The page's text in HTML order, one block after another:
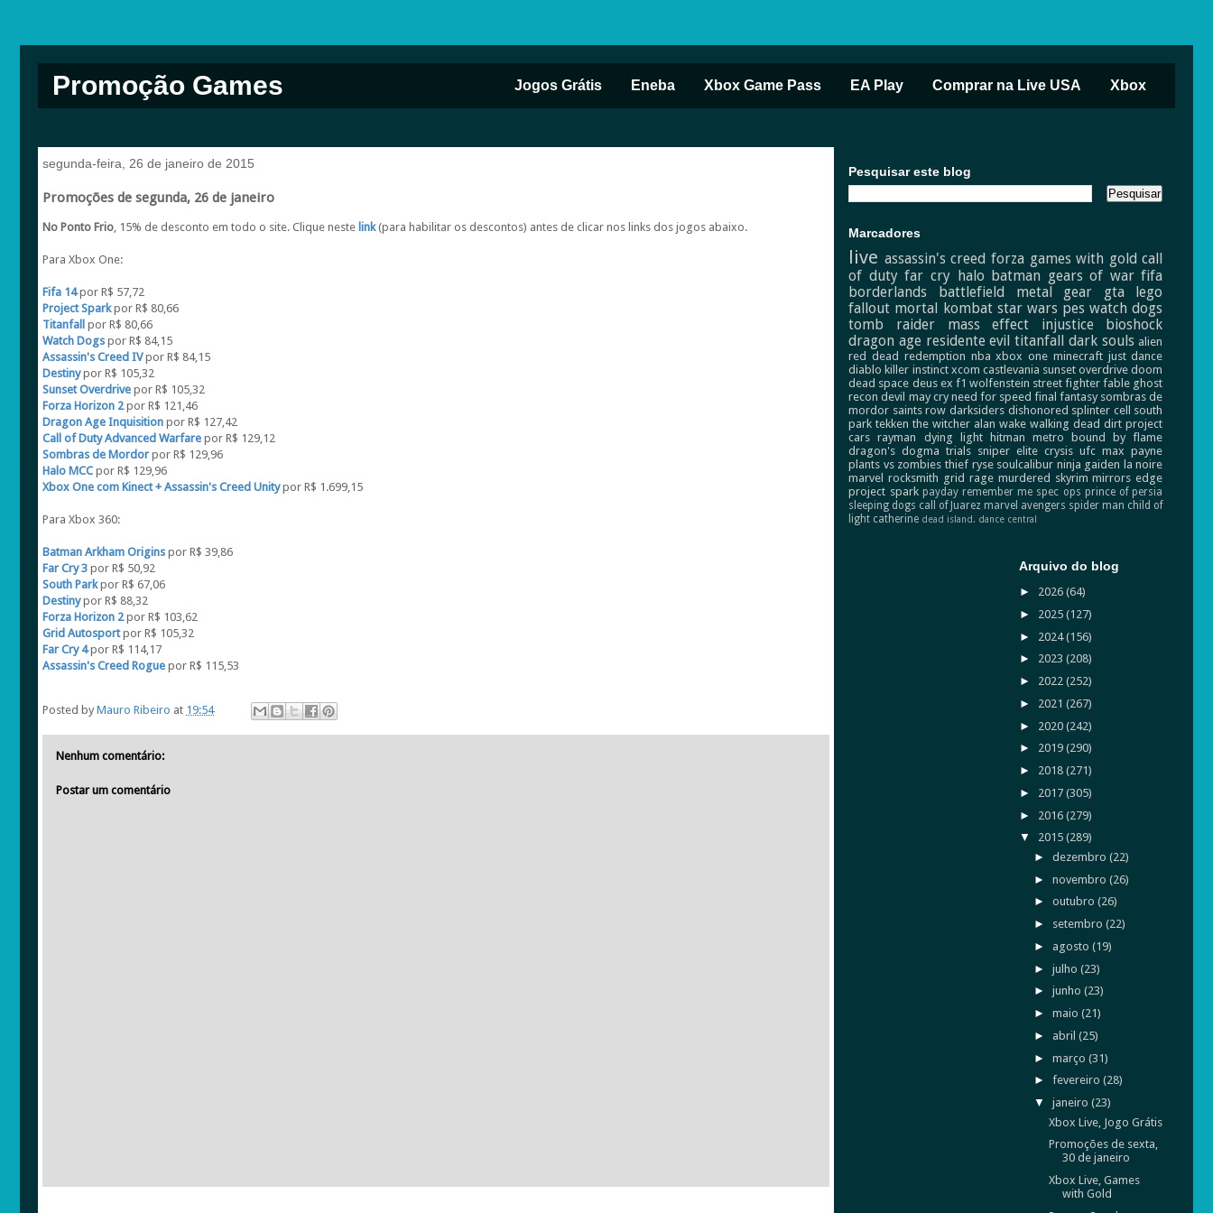
Promoção Games Jogos Grátis Eneba Xbox Game Pass EA Play Comprar na Live USA Xbox
segunda-feira, 26 de janeiro de 2015
Promoções de segunda, 26 de janeiro
No Ponto Frio, 15% de desconto em todo o site. Clique neste link(para habilitar os descontos) antes de clicar nos links dos jogos abaixo.
Para Xbox One:
Fifa 14por R$ 57,72
Project Sparkpor R$ 80,66
Titanfall por R$ 80,66
Watch Dogs por R$ 84,15
Assassin's Creed IVpor R$ 84,15
Destinypor R$ 105,32
Sunset Overdrive por R$ 105,32
Forza Horizon 2por R$ 121,46
Dragon Age Inquisition por R$ 127,42
Call of Duty Advanced Warfare por R$ 129,12
Sombras de Mordor por R$ 129,96
Halo MCC por R$ 129,96
Xbox One com Kinect + Assassin's Creed Unitypor R$ 1.699,15
Para Xbox 360:
Batman Arkham Origins por R$ 39,86
Far Cry 3 por R$ 50,92
South Parkpor R$ 67,06
Destinypor R$ 88,32
Forza Horizon 2por R$ 103,62
Grid Autosportpor R$ 105,32
Far Cry 4por R$ 114,17
Assassin's Creed Rogue por R$ 115,53
Posted by Mauro Ribeiro at 19:54
Nenhum comentário:
Postar um comentário
Pesquisar este blog
Marcadores
live assassin's creed forza games with gold call
of duty far cry halo batman gears of war fifa
borderlands
battlefield metal gear gta
lego
fallout mortal kombat star wars pes watch dogs
tomb raider
mass effect injustice
bioshock
dragon age residente evil titanfall dark souls alien
red dead redemption nba xbox one minecraft just dance
diablo killer instinct xcom castlevania sunset overdrive doom
dead space deus ex f1 wolfenstein street fighter fable ghost
recon devil may cry need for speed final fantasy sombras de
mordor saints row darksiders dishonored splinter cell south
park tekken the witcher alan wake walking dead dirt project
cars rayman dying light hitman metro
bound by flame
dragon's dogma trials sniper elite crysis ufc max payne
plants vs zombies thief ryse soulcalibur ninja gaiden la noire
marvel rocksmith grid rage murdered skyrim mirrors edge
project spark payday remember me spec ops prince of persia
sleeping dogs call of Juarez marvel avengers spider man child of
light catherine dead island. dance central
Arquivo do blog
► 2026(64)
► 2025(127)
► 2024(156)
► 2023(208)
► 2022(252)
► 2021(267)
► 2020(242)
► 2019(290)
► 2018(271)
► 2017(305)
► 2016(279)
▼ 2015(289)
► dezembro (22)
► novembro (26)
► outubro (26)
► setembro (22)
► agosto (19)
► julho (23)
► junho (23)
► maio (21)
► abril (25)
► março (31)
► fevereiro (28)
▼ janeiro (23)
Xbox Live, Jogo Grátis
Promoções de sexta,
30 de janeiro
Xbox Live, Games
with Gold